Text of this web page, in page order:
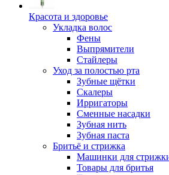
Красота и здоровье
Укладка волос
Фены
Выпрямители
Стайлеры
Уход за полостью рта
Зубные щётки
Скалеры
Ирригаторы
Сменные насадки
Зубная нить
Зубная паста
Бритьё и стрижка
Машинки для
Товары для бритья